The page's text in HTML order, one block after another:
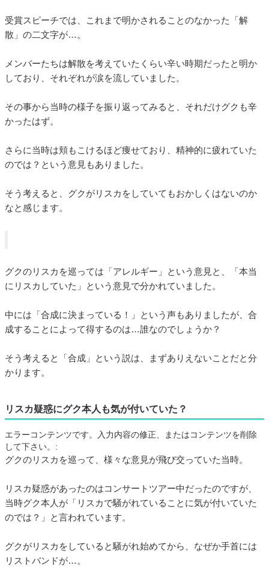
受賞スピーチでは、これまで明かされることのなかった「解
散」の二文字が…。
メンバーたちは解散を考えていたくらい辛い時期だったと明か
しており、それぞれが涙を流していました。
その事から当時の様子を振り返ってみると、それだけグクも辛
かったはず。
さらに当時は頬もこけるほど痩せており、精神的に疲れていた
のでは？という意見もありました。
そう考えると、グクがリスカをしていてもおかしくはないのか
なと感じます。
グクのリスカを巡っては「アレルギー」という意見と、「本当
にリスカしていた」という意見で分かれていました。
中には「合成に決まっている！」という声もありましたが、合
成することによって得するのは…誰なのでしょうか？
そう考えると「合成」という説は、まずありえないことだと分
かります。
リスカ疑惑にグク本人も気が付いていた？
エラーコンテンツです。入力内容の修正、またはコンテンツを削除
して下さい。:
グクのリスカを巡って、様々な意見が飛び交っていた当時。
リスカ疑惑があったのはコンサートツアー中だったのですが、
当時グク本人が「リスカで騒がれていることに気が付いていた
のでは？」と言われています。
グクがリスカをしていると騒がれ始めてから、なぜか手首には
リストバンドが…。